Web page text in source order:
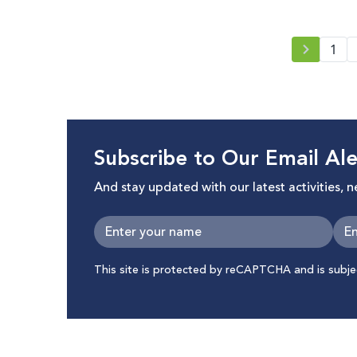
1
Subscribe to Our Email
And stay updated with our latest activities,
This site is protected by reCAPTCHA and is